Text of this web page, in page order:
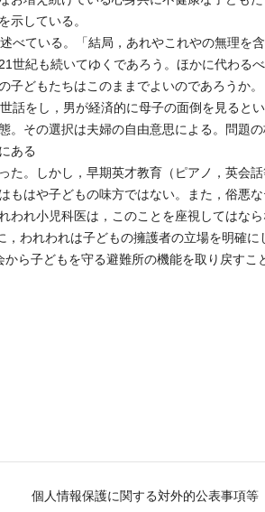
示している。
ている。「結局，あれやこれやの無理を
世紀も続いてゆくであろう。ほかに代わる
どもたちはこのままでよいのであろうか。
をし，男が経済的に母子の面倒を見るとい
。その選択は夫婦の自由意思による。問題
ある
。しかし，早期英才教育（ピアノ，英会
はや子どもの味方ではない。また，俗悪
れ小児科医は，このことを座視してはなら
われわれは子どもの擁護者の立場を明確に
ら子どもを守る避難所の機能を取り戻すこ
個人情報保護に関する対外的公表事項等